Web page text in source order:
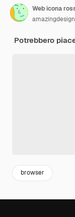
Web icona
Potrebbero
browser